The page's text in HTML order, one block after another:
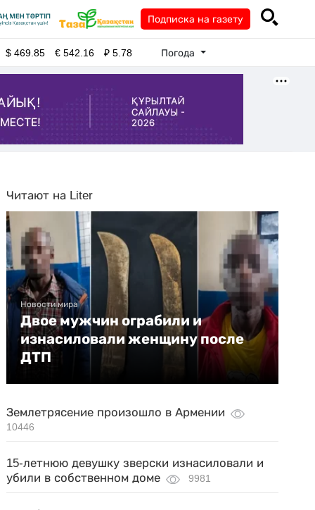
Подписка на газету
$469.85 €542.16 ₽5.78 Погода
Читают на Liter
Новости мира
Двое мужчин ограбили и
изнасиловали женщину после
ДТП
Землетрясение произошло в Армении
10446
15-летнюю девушку зверски изнасиловали и
убили в собственном доме
9981